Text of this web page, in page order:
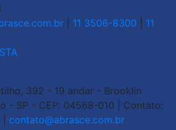
11 3506-8300
11
392 - 19 andar - Brooklin
- SP - CEP: 04568-010 | Contato:
contato@abrasce.com.br